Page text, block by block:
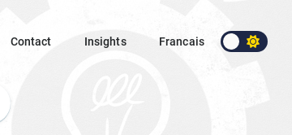
Contact Insights Francais